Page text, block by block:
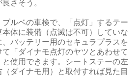
さそう。
ルベの車検で、「点灯」するテー
体に装備（点滅は不可）していな
バッテリー用のセキュラプラスを
「ダイナモ点灯のヤツとあわせて
と使用できます。シートステーの左
（ダイナモ用）と取付すれば見た目